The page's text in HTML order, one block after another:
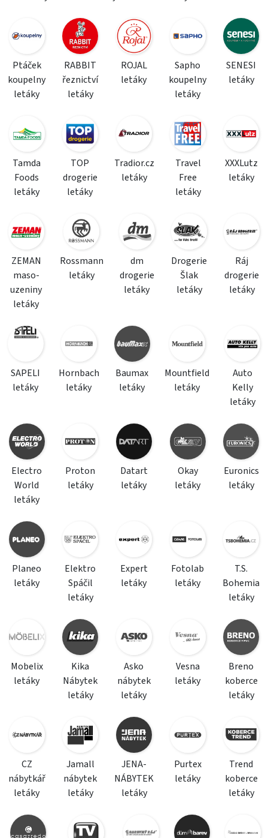
Ptáček
koupelny
letáky
RABBIT
řeznictví
letáky
ROJAL
letáky
Sapho
koupelny
letáky
SENESI
letáky
Tamda
Foods
letáky
TOP
drogerie
letáky
Tradior.cz
letáky
Travel
Free
letáky
XXXLutz
letáky
ZEMAN
maso-
uzeniny
letáky
Rossmann
letáky
dm
drogerie
letáky
Drogerie
Šlak
letáky
Ráj
drogerie
letáky
SAPELI
letáky
Hornbach
letáky
Baumax
letáky
Mountfield
letáky
Auto
Kelly
letáky
Electro
World
letáky
Proton
letáky
Datart
letáky
Okay
letáky
Euronics
letáky
Planeo
letáky
Elektro
Spáčil
letáky
Expert
letáky
Fotolab
letáky
T.S.
Bohemia
letáky
Mobelix
letáky
Kika
Nábytek
letáky
Asko
nábytek
letáky
Vesna
letáky
Breno
koberce
letáky
CZ
nábytkář
letáky
Jamall
nábytek
letáky
JENA-
NÁBYTEK
letáky
Purtex
letáky
Trend
koberce
letáky